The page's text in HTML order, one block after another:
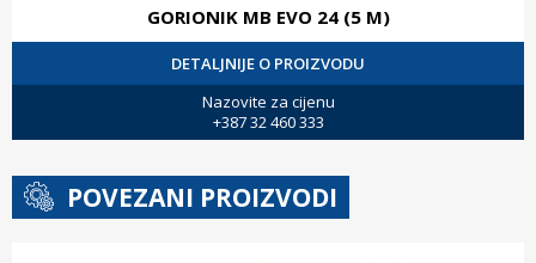
GORIONIK MB EVO 24 (5 M)
DETALJNIJE O PROIZVODU
Nazovite za cijenu
+387 32 460 333
POVEZANI PROIZVODI